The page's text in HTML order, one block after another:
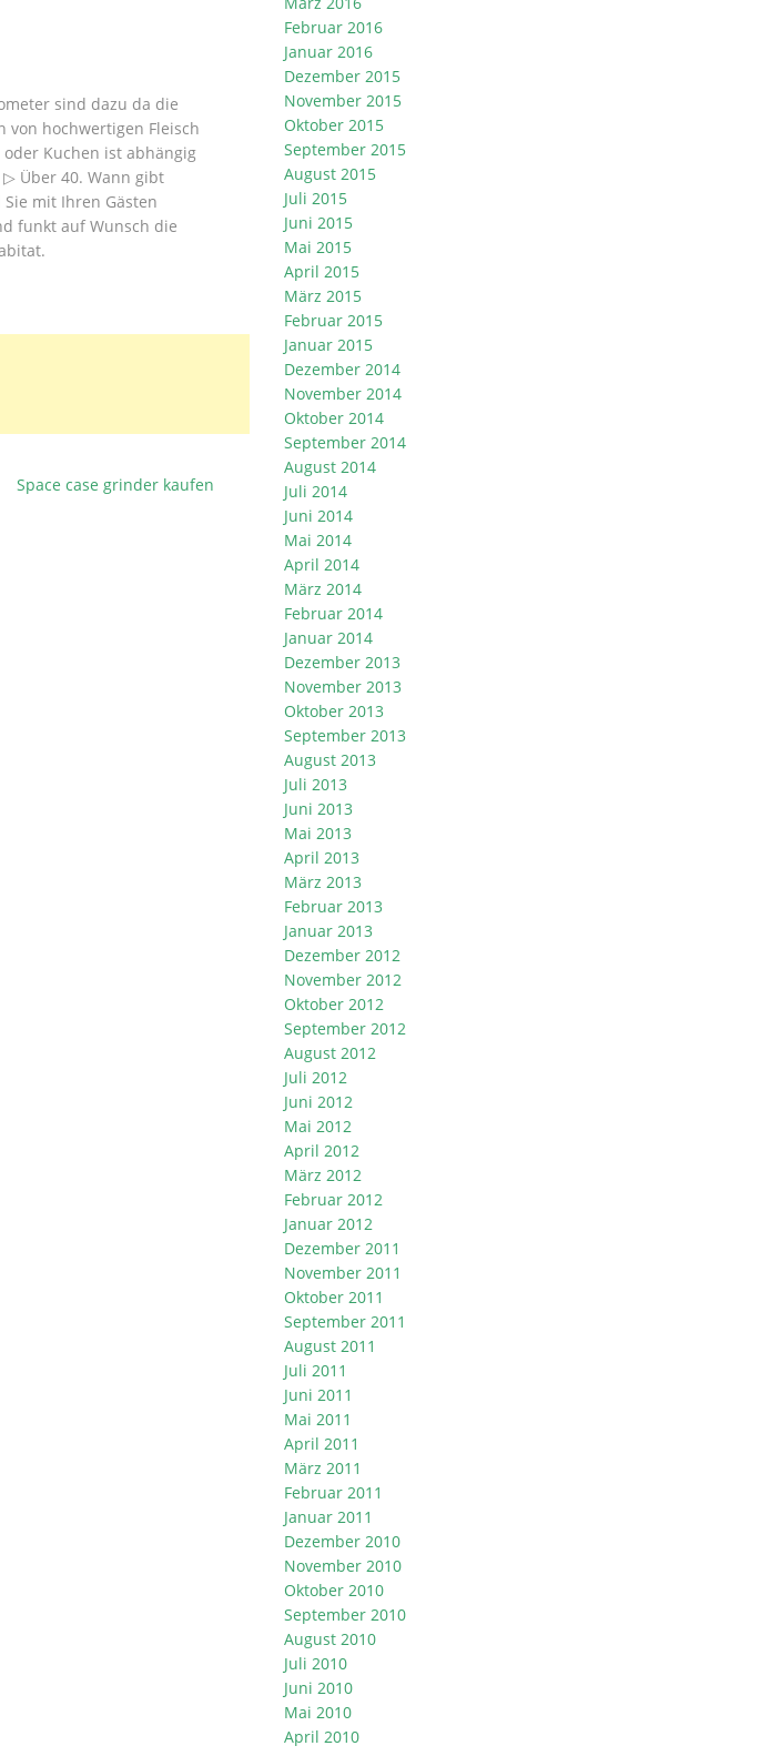
sind dazu da die
von hochwertigen Fleisch
Kuchen ist abhängig
Über 40. Wann gibt
mit Ihren Gästen
funkt auf Wunsch die
Space case grinder kaufen
Februar 2016
Januar 2016
Dezember 2015
November 2015
Oktober 2015
September 2015
August 2015
Juli 2015
Juni 2015
Mai 2015
April 2015
März 2015
Februar 2015
Januar 2015
Dezember 2014
November 2014
Oktober 2014
September 2014
August 2014
Juli 2014
Juni 2014
Mai 2014
April 2014
März 2014
Februar 2014
Januar 2014
Dezember 2013
November 2013
Oktober 2013
September 2013
August 2013
Juli 2013
Juni 2013
Mai 2013
April 2013
März 2013
Februar 2013
Januar 2013
Dezember 2012
November 2012
Oktober 2012
September 2012
August 2012
Juli 2012
Juni 2012
Mai 2012
April 2012
März 2012
Februar 2012
Januar 2012
Dezember 2011
November 2011
Oktober 2011
September 2011
August 2011
Juli 2011
Juni 2011
Mai 2011
April 2011
März 2011
Februar 2011
Januar 2011
Dezember 2010
November 2010
Oktober 2010
September 2010
August 2010
Juli 2010
Juni 2010
Mai 2010
April 2010